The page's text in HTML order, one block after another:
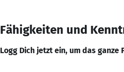
Fähigkeiten und
Logg Dich jetzt ein, um das ganze